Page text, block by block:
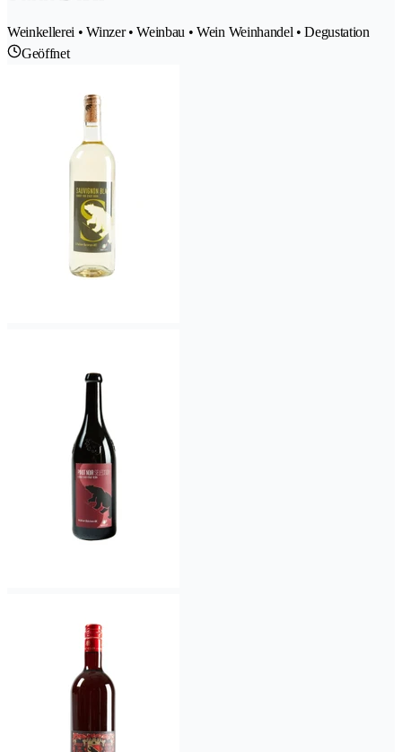
Weinkellerei • Winzer • Weinbau • Wein Weinhandel • Degustation
Geöffnet